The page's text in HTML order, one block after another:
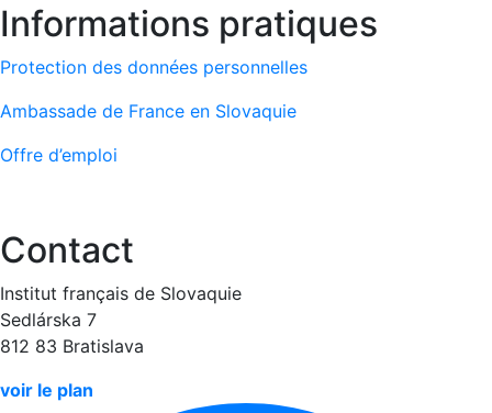
Informations pratiques
Protection des données personnelles
Ambassade de France en Slovaquie
Offre d’emploi
Contact
Institut français de Slovaquie
Sedlárska 7
812 83 Bratislava
voir le plan